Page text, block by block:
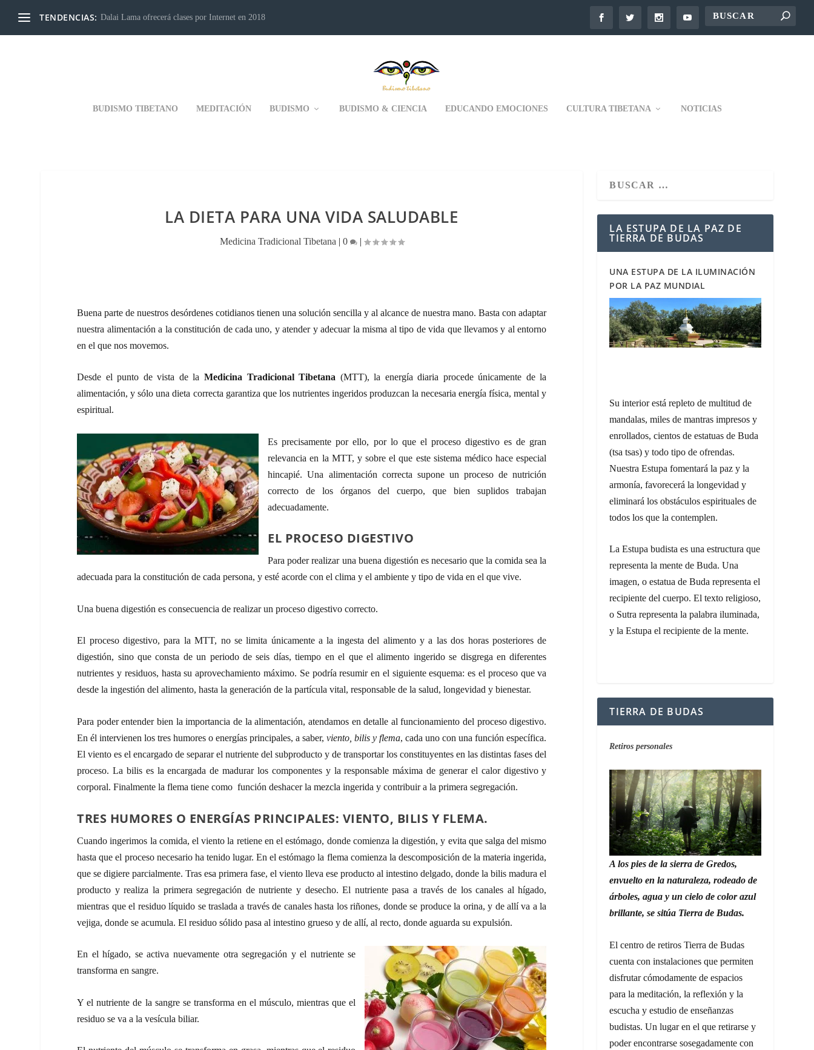
TENDENCIAS: Dalai Lama ofrecerá clases por Internet en 2018
BUDISMO TIBETANO MEDITACIÓN BUDISMO BUDISMO & CIENCIA EDUCANDO EMOCIONES CULTURA TIBETANA NOTICIAS
LA DIETA PARA UNA VIDA SALUDABLE
Medicina Tradicional Tibetana | 0 |
Buena parte de nuestros desórdenes cotidianos tienen una solución sencilla y al alcance de nuestra mano. Basta con adaptar
nuestra alimentación a la constitución de cada uno, y atender y adecuar la misma al tipo de vida que llevamos y al entorno
en el que nos movemos.
Desde el punto de vista de la Medicina Tradicional Tibetana (MTT), la energía diaria procede únicamente de la
alimentación, y sólo una dieta correcta garantiza que los nutrientes ingeridos produzcan la necesaria energía física, mental y
espiritual.
Es precisamente por ello, por lo que el proceso digestivo es de gran
relevancia en la MTT, y sobre el que este sistema médico hace especial
hincapié. Una alimentación correcta supone un proceso de nutrición
correcto de los órganos del cuerpo, que bien suplidos trabajan
adecuadamente.
EL PROCESO DIGESTIVO
Para poder realizar una buena digestión es necesario que la comida sea la
adecuada para la constitución de cada persona, y esté acorde con el clima y el ambiente y tipo de vida en el que vive.
Una buena digestión es consecuencia de realizar un proceso digestivo correcto.
El proceso digestivo, para la MTT, no se limita únicamente a la ingesta del alimento y a las dos horas posteriores de
digestión, sino que consta de un periodo de seis días, tiempo en el que el alimento ingerido se disgrega en diferentes
nutrientes y residuos, hasta su aprovechamiento máximo. Se podría resumir en el siguiente esquema: es el proceso que va
desde la ingestión del alimento, hasta la generación de la partícula vital, responsable de la salud, longevidad y bienestar.
Para poder entender bien la importancia de la alimentación, atendamos en detalle al funcionamiento del proceso digestivo.
En él intervienen los tres humores o energías principales, a saber,viento, bilis y flema, cada uno con una función específica.
El viento es el encargado de separar el nutriente del subproducto y de transportar los constituyentes en las distintas fases del
proceso. La bilis es la encargada de madurar los componentes y la responsable máxima de generar el calor digestivo y
corporal. Finalmente la flema tiene como función deshacer la mezcla ingerida y contribuir a la primera segregación.
TRES HUMORES O ENERGÍAS PRINCIPALES: VIENTO, BILIS Y FLEMA.
Cuando ingerimos la comida, el viento la retiene en el estómago, donde comienza la digestión, y evita que salga del mismo
hasta que el proceso necesario ha tenido lugar. En el estómago la flema comienza la descomposición de la materia ingerida,
que se digiere parcialmente. Tras esa primera fase, el viento lleva ese producto al intestino delgado, donde la bilis madura el
producto y realiza la primera segregación de nutriente y desecho. El nutriente pasa a través de los canales al hígado,
mientras que el residuo líquido se traslada a través de canales hasta los riñones, donde se produce la orina, y de allí va a la
vejiga, donde se acumula. El residuo sólido pasa al intestino grueso y de allí, al recto, donde aguarda su expulsión.
En el hígado, se activa nuevamente otra segregación y el nutriente se
transforma en sangre.
Y el nutriente de la sangre se transforma en el músculo, mientras que el
residuo se va a la vesícula biliar.
LA ESTUPA DE LA PAZ DE
TIERRA DE BUDAS
UNA ESTUPA DE LA ILUMINACIÓN
POR LA PAZ MUNDIAL
Su interior está repleto de multitud de
mandalas, miles de mantras impresos y
enrollados, cientos de estatuas de Buda
(tsa tsas)y todo tipo de ofrendas.
Nuestra Estupa fomentará la paz y la
armonía, favorecerá la longevidad y
eliminará los obstáculos espirituales de
todos los que la contemplen.
La Estupa budista es una estructura que
representa la mente de Buda. Una
imagen, o estatua de Buda representa el
recipiente del cuerpo. El texto religioso,
o Sutra representa la palabra iluminada,
y la Estupa el recipiente de la mente.
TIERRA DE BUDAS
Retiros personales
A los pies de la sierra de Gredos,
envuelto en la naturaleza, rodeado de
árboles, agua y un cielo de color azul
brillante, se sitúa Tierra de Budas.
El centro de retiros Tierra de Budas
cuenta con instalaciones que permiten
disfrutar cómodamente de espacios
para la meditación, la reflexión y la
escucha y estudio de enseñanzas
budistas. Un lugar en el que retirarse y
poder encontrarse sosegadamente con